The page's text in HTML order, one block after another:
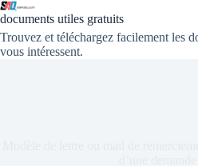
documents utiles gratuits
Trouvez et téléchargez facilement les
vous intéressent.